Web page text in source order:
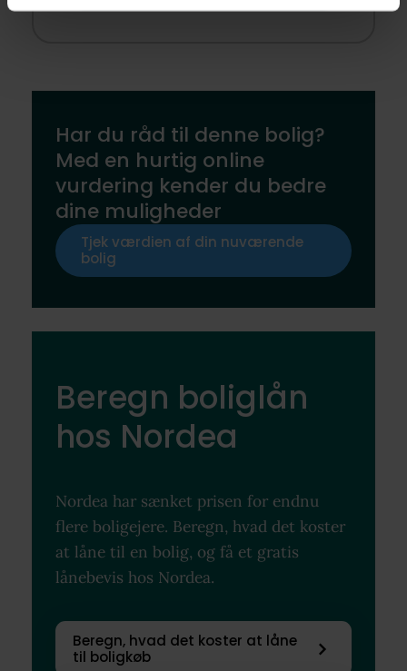
Har du råd til denne bolig?
Med en hurtig online
vurdering kender du bedre
dine muligheder
Tjek værdien af din nuværende
bolig
Beregn boliglån
hos Nordea
Nordea har sænket prisen for endnu
flere boligejere. Beregn, hvad det koster
at låne til en bolig, og få et gratis
lånebevis hos Nordea.
Beregn, hvad det koster at låne
til boligkøb